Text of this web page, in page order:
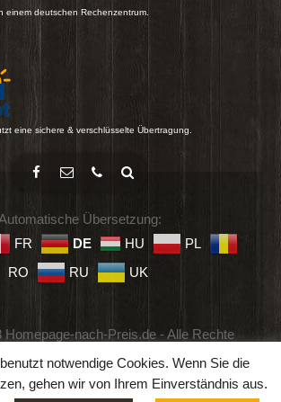
einem deutschen Rechenzentrum.
eine sichere & verschlüsselte Übertragung.
Übersetzung:
FR DE HU
PL
RO
RU UK
Homepage-nach-Preis.de - Alle Rechte
Geschäftsbedingungen
notwendige Cookies. Wenn Sie die
gehen wir von Ihrem Einverständnis aus.